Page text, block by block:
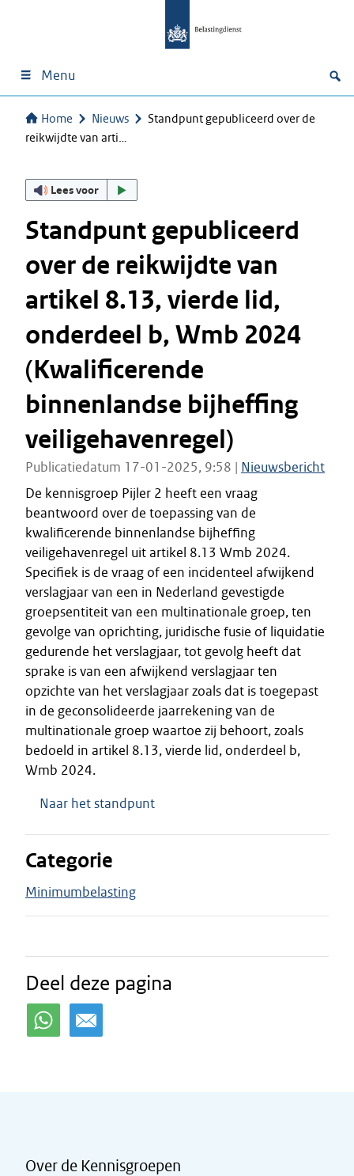
Menu
Home Nieuws
Standpunt gepubliceerd over de
reikwijdte van arti…
Lees voor
Standpunt gepubliceerd
over de reikwijdte van
artikel 8.13, vierde lid,
onderdeel b, Wmb 2024
(Kwalificerende
binnenlandse bijheffing
veiligehavenregel)
Publicatiedatum 17-01-2025, 9:58 | Nieuwsbericht
De kennisgroep Pijler 2 heeft een vraag
beantwoord over de toepassing van de
kwalificerende binnenlandse bijheffing
veiligehavenregel uit artikel 8.13 Wmb 2024.
Specifiek is de vraag of een incidenteel afwijkend
verslagjaar van een in Nederland gevestigde
groepsentiteit van een multinationale groep, ten
gevolge van oprichting, juridische fusie of liquidatie
gedurende het verslagjaar, tot gevolg heeft dat
sprake is van een afwijkend verslagjaar ten
opzichte van het verslagjaar zoals dat is toegepast
in de geconsolideerde jaarrekening van de
multinationale groep waartoe zij behoort, zoals
bedoeld in artikel 8.13, vierde lid, onderdeel b,
Wmb 2024.
Naar het standpunt
Categorie
Minimumbelasting
Deel deze pagina
Over de Kennisgroepen